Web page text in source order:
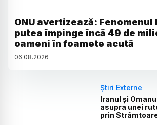
ONU avertizează: Fenomenul
putea împinge încă 49 de
oameni în foamete acută
06.08.2026
Știri Externe
Iranul și
asupra unei
prin